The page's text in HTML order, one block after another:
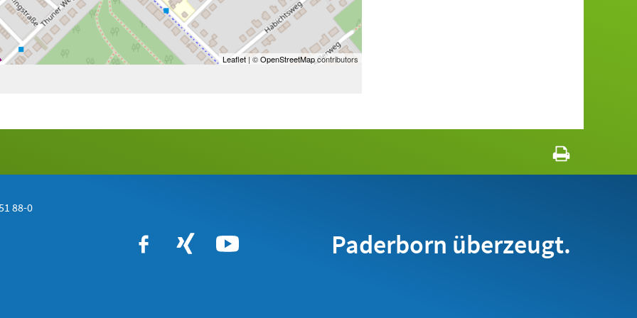
Leaflet| ©OpenStreetMapcontributors
88-0
Paderborn überzeugt.